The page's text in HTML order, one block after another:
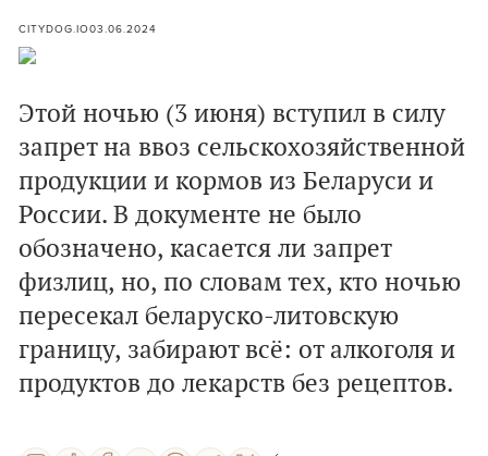
CITYDOG.IO03.06.2024
Этой ночью (3 июня) вступил в силу
запрет на ввоз сельскохозяйственной
продукции и кормов из Беларуси и
России. В документе не было
обозначено, касается ли запрет
физлиц, но, по словам тех, кто ночью
пересекал беларуско-литовскую
границу, забирают всё: от алкоголя и
продуктов до лекарств без рецептов.